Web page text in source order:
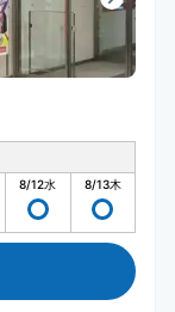
8/12水 8/13木